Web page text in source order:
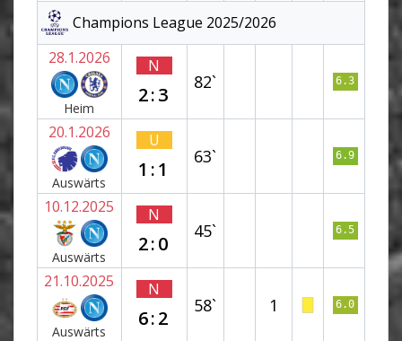
Champions League 2025/2026
28.1.2026
Heim
N
2:3
82` 6.3
20.1.2026
Auswärts
U
1:1
63` 6.9
10.12.2025
Auswärts
N
2:0
45` 6.5
21.10.2025
Auswärts
N
6:2
58` 1 6.0